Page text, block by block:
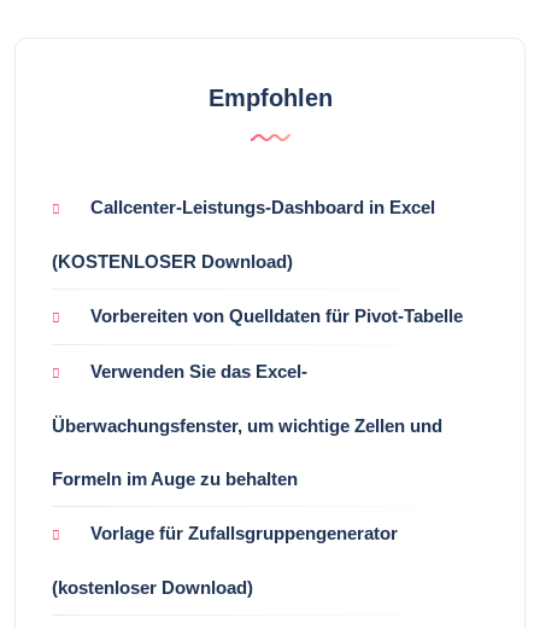
Empfohlen
Callcenter-Leistungs-Dashboard in Excel
(KOSTENLOSER Download)
Vorbereiten von Quelldaten für Pivot-Tabelle
Verwenden Sie das Excel-
Überwachungsfenster, um wichtige Zellen und
Formeln im Auge zu behalten
Vorlage für Zufallsgruppengenerator
(kostenloser Download)